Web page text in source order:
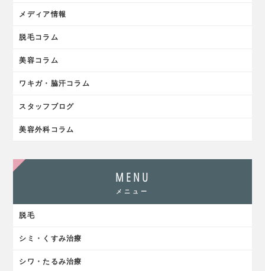
メディア情報
脱毛コラム
美容コラム
ワキガ・脇汗コラム
スタッフブログ
美容外科コラム
MENU
メニュー
脱毛
シミ・くすみ治療
シワ・たるみ治療